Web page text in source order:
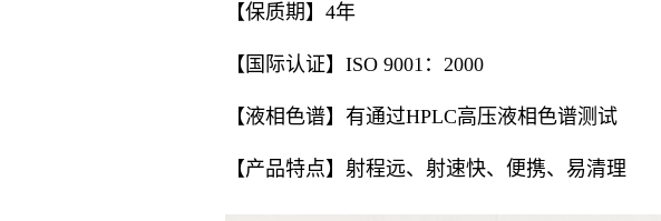
【保质期】4年
【国际认证】ISO 9001：2000
【液相色谱】有通过HPLC高压液相色谱测试
【产品特点】射程远、射速快、便携、易清理